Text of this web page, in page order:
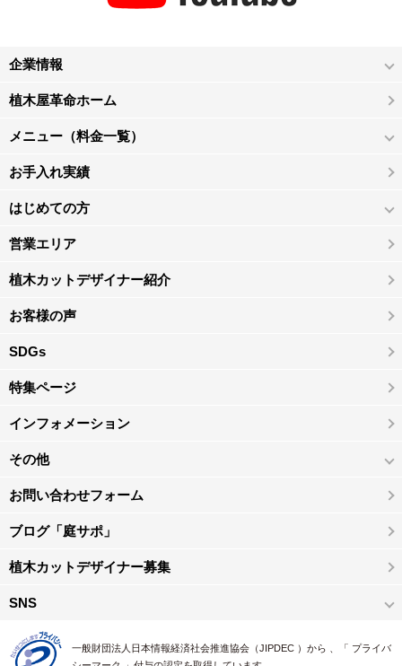
企業情報
植木屋革命ホーム
メニュー（料金一覧）
お手入れ実績
はじめての方
営業エリア
植木カットデザイナー紹介
お客様の声
SDGs
特集ページ
インフォメーション
その他
お問い合わせフォーム
ブログ「庭サポ」
植木カットデザイナー募集
SNS
一般財団法人日本情報経済社会推進協会（JIPDEC ）から 、「 プライバ